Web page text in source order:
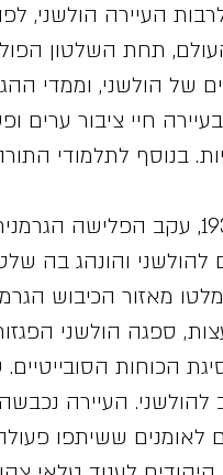
העיירה הולשני,
תחת השלטון
של הולשני, וממדי
חיי ציבור ערים
בנוסף לתלמודי
ב-17 בספטמבר 1939, עקב
והונהג בה
ספגה הולשני
הכוחות
לאומנים ששיתפו